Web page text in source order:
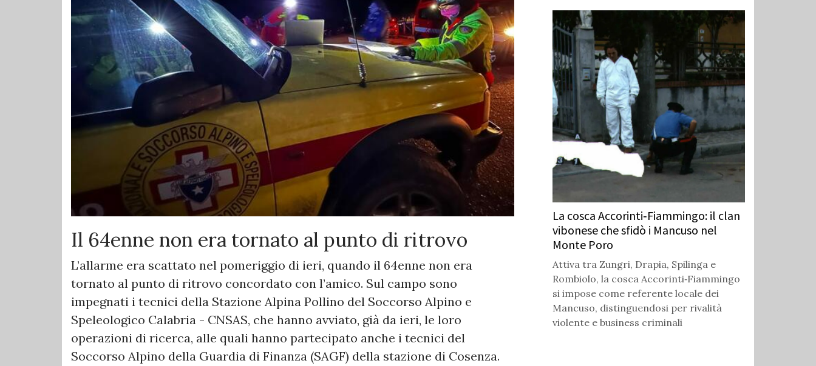
Il 64enne non era tornato al punto di ritrovo
L’allarme era scattato nel pomeriggio di ieri, quando il 64enne non era
tornato al punto di ritrovo concordato con l’amico. Sul campo sono
impegnati i tecnici della Stazione Alpina Pollino del Soccorso Alpino e
Speleologico Calabria - CNSAS, che hanno avviato, già da ieri, le loro
operazioni di ricerca, alle quali hanno partecipato anche i tecnici del
Soccorso Alpino della Guardia di Finanza (SAGF) della stazione di Cosenza.
La cosca Accorinti‑Fiammingo: il clan
vibonese che sfidò i Mancuso nel
Monte Poro
Attiva tra Zungri, Drapia, Spilinga e
Rombiolo, la cosca Accorinti‑Fiammingo
si impose come referente locale dei
Mancuso, distinguendosi per rivalità
violente e business criminali